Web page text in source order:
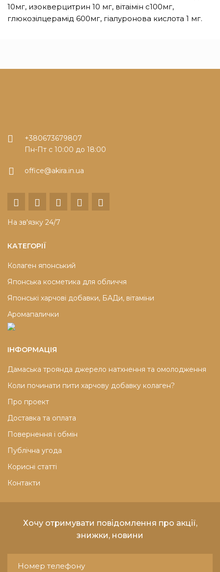
10мг, изокверцитрин 10 мг, вітаімін с100мг,
глюкозілцерамід 600мг, гіалуронова кислота 1 мг.
+380673679807
Пн-Пт с 10:00 до 18:00
office@akira.in.ua
На зв'язку 24/7
КАТЕГОРІЇ
Колаген японський
Японська косметика для обличчя
Японські харчові добавки, БАДи, вітаміни
Аромапалички
ІНФОРМАЦІЯ
Дамаська троянда джерело натхнення та омолодження
Коли починати пити харчову добавку колаген?
Про проект
Доставка та оплата
Повернення і обмін
Публічна угода
Корисні статті
Контакти
Хочу отримувати повідомлення про акції,
знижки, новини